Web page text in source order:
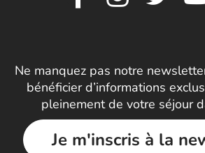
Ne manquez pas notre
bénéficier d’informations
pleinement de votre séjour
Je m'inscris à la